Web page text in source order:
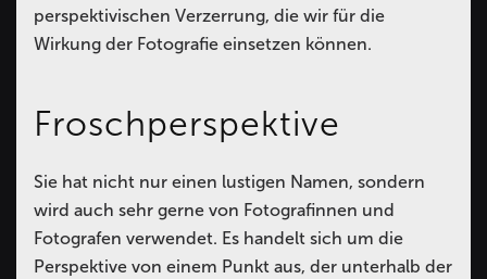
perspektivischen Verzerrung, die wir für die
Wirkung der Fotografie einsetzen können.
Froschperspektive
Sie hat nicht nur einen lustigen Namen, sondern
wird auch sehr gerne von Fotografinnen und
Fotografen verwendet. Es handelt sich um die
Perspektive von einem Punkt aus, der unterhalb der